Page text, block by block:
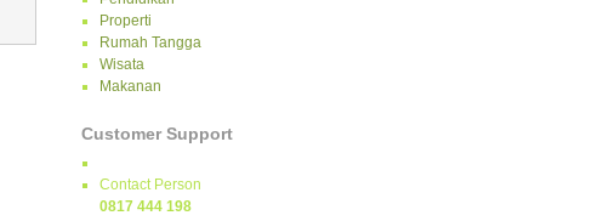
Properti
Rumah Tangga
Wisata
Makanan
Customer Support
Contact Person
0817 444 198